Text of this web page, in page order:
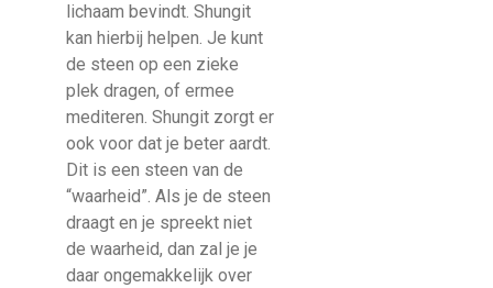
lichaam bevindt. Shungit
kan hierbij helpen. Je kunt
de steen op een zieke
plek dragen, of ermee
mediteren. Shungit zorgt er
ook voor dat je beter aardt.
Dit is een steen van de
“waarheid”. Als je de steen
draagt en je spreekt niet
de waarheid, dan zal je je
daar ongemakkelijk over